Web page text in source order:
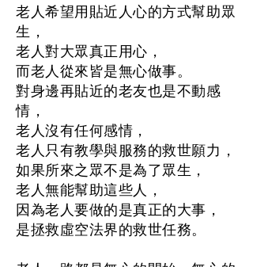
老人希望用貼近人心的方式幫助眾
生，
老人對大眾真正用心，
而老人從來皆是無心做事。
對身邊再貼近的老友也是不動感
情，
老人沒有任何感情，
老人只有教學與服務的救世願力，
如果所來之眾不是為了眾生，
老人無能幫助這些人，
因為老人要做的是真正的大事，
是拯救虛空法界的救世任務。